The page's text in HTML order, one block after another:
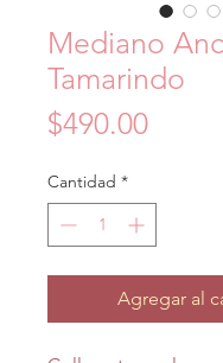
Mediano
Tamarindo
$490.00Precio
Cantidad *
Agregar al